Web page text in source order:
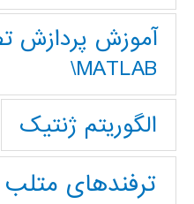
آموزش پردازش
MATLAB\
الگوریتم ژنتیک
ترفندهای متلب